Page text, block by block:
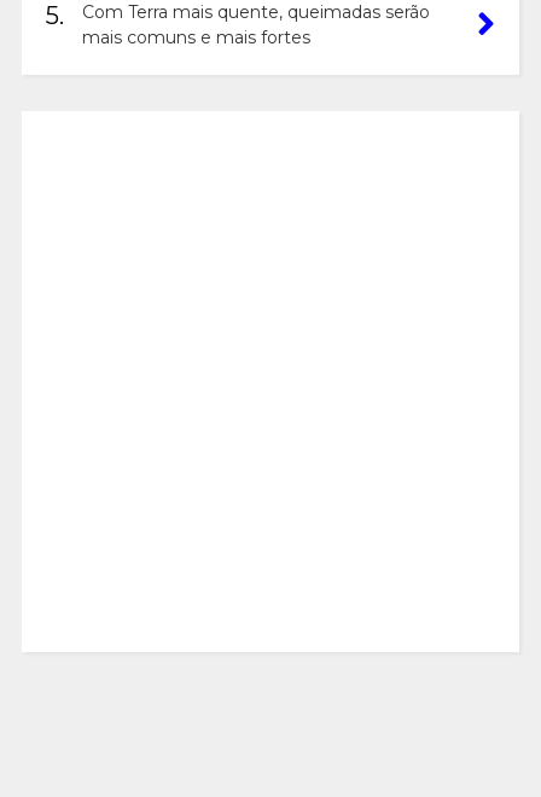
5.
Com Terra mais quente, queimadas serão
mais comuns e mais fortes